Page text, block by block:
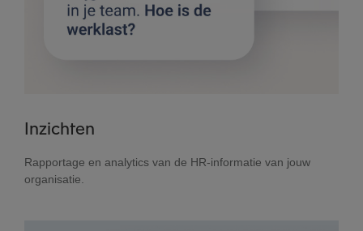
Inzichten
Rapportage en analytics van de HR-informatie van jouw
organisatie.